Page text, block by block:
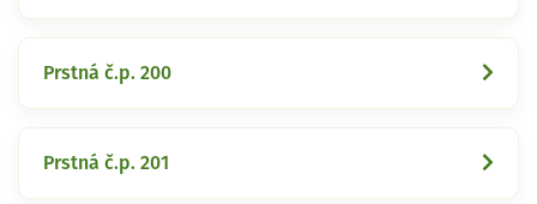
Prstná č.p. 200
Prstná č.p. 201